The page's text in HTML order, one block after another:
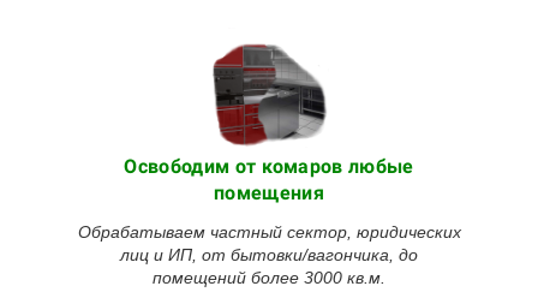
Освободим от комаров любые
помещения
Обрабатываем частный сектор, юридических
лиц и ИП, от бытовки/вагончика, до
помещений более 3000 кв.м.